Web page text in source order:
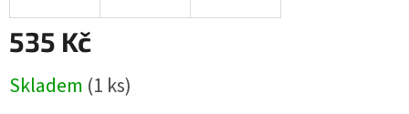
535 Kč
cena:
Skladem (1 ks)